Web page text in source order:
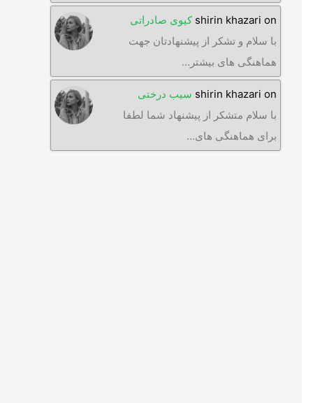
shirin khazari on
کیوی صادراتی
با سلام و تشکر از پیشنهادتان جهت
هماهنگی های بیشتر…
shirin khazari on
سیب درختی
با سلام متشکر از پیشنهاد شما لطفا
برای هماهنگی های…